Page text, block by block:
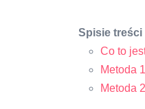
Spisie treści
Co to
Metoda
Metoda